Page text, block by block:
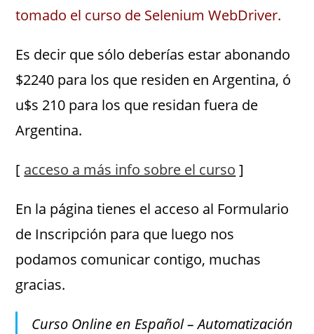
tomado el curso de Selenium WebDriver.
Es decir que sólo deberías estar abonando
$2240 para los que residen en Argentina, ó
u$s 210 para los que residan fuera de
Argentina.
[ acceso a más info sobre el curso ]
En la página tienes el acceso al Formulario
de Inscripción para que luego nos
podamos comunicar contigo, muchas
gracias.
Curso Online en Español – Automatización